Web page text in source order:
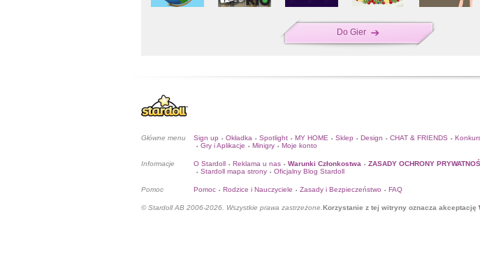
Do Gier
Główne menu Sign up • Okładka • Spotlight • MY HOME • Sklep • Design • CHAT & FRIENDS •
• Gry i Aplikacje • Minigry • Moje konto
Informacje O Stardoll • Reklama u nas • Warunki Członkostwa • ZASADY OCHRONY
• Stardoll mapa strony • Oficjalny Blog Stardoll
Pomoc Pomoc • Rodzice i Nauczyciele • Zasady i Bezpieczeństwo • FAQ
© Stardoll AB 2006-2026. Wszystkie prawa zastrzeżone. Korzystanie z tej witryny oznacza akceptację